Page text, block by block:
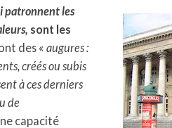
patronnent les
sont les
des « augures :
créés ou subis
à ces derniers
de
capacité